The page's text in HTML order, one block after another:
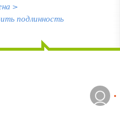
>
подлинность